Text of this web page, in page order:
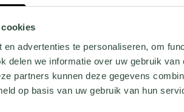
advertenties te personaliseren, om
delen we informatie over uw gebruik
partners kunnen deze gegevens
op basis van uw gebruik van hun